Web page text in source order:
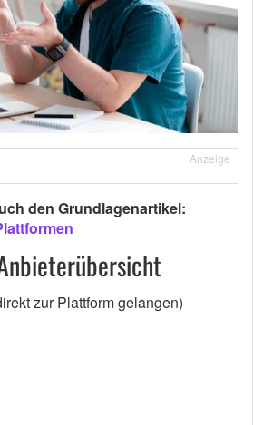
Anzeige
den Grundlagenartikel:
zur Plattform gelangen)